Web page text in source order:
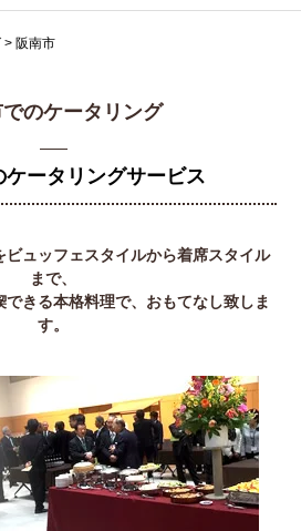
> 阪南市
でのケータリング
ータリングサービス
ビュッフェスタイルから着席スタイル
まで、
きる本格料理で、おもてなし致しま
す。